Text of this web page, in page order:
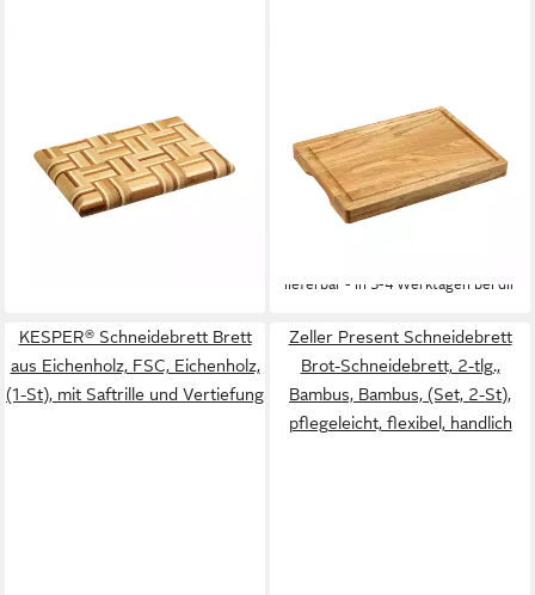
ab 17,65 € UVP29,99 €
-41%
Eichenholz, FSC, Eichenholz,
(1-St), mit Griffmulden und
Saftrille
ab 34,99 € UVP49,99 €
lieferbar - in 3-4 Werktagen bei dir
KESPER® Schneidebrett Brett
aus Eichenholz, FSC, Eichenholz,
(1-St), mit Saftrille und Vertiefung
Zeller Present Schneidebrett
Brot-Schneidebrett, 2-tlg.,
Bambus, Bambus, (Set, 2-St),
pflegeleicht, flexibel, handlich